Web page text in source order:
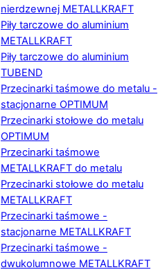
nierdzewnej METALLKRAFT
Piły tarczowe do aluminium
METALLKRAFT
Piły tarczowe do aluminium
TUBEND
Przecinarki taśmowe do metalu -
stacjonarne OPTIMUM
Przecinarki stołowe do metalu
OPTIMUM
Przecinarki taśmowe
METALLKRAFT do metalu
Przecinarki stołowe do metalu
METALLKRAFT
Przecinarki taśmowe -
stacjonarne METALLKRAFT
Przecinarki taśmowe -
dwukolumnowe METALLKRAFT